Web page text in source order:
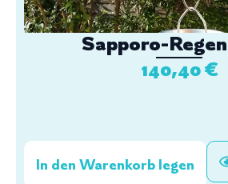
Sapporo-
140,40€
In den Warenkorb legen